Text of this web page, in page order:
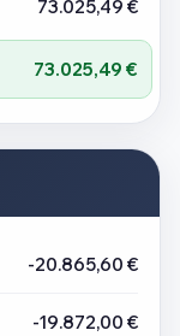
73.025,49 €
73.025,49 €
-20.865,60 €
-19.872,00 €